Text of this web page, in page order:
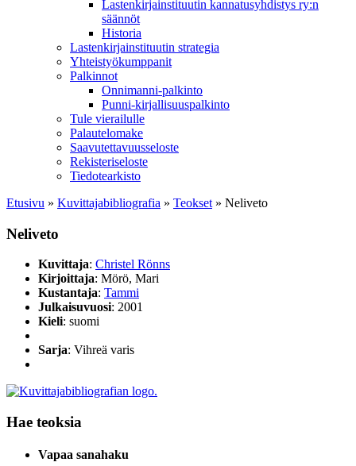
Lastenkirjainstituutin kannatusyhdistys ry:n
säännöt
Historia
Lastenkirjainstituutin strategia
Yhteistyökumppanit
Palkinnot
Onnimanni-palkinto
Punni-kirjallisuuspalkinto
Tule vierailulle
Palautelomake
Saavutettavuusseloste
Rekisteriseloste
Tiedotearkisto
Etusivu » Kuvittaja­bibliografia » Teokset » Neliveto
Neliveto
Kuvittaja: Christel Rönns
Kirjoittaja: Mörö, Mari
Kustantaja: Tammi
Julkaisuvuosi: 2001
Kieli: suomi
Sarja: Vihreä varis
Hae teoksia
Vapaa sanahaku